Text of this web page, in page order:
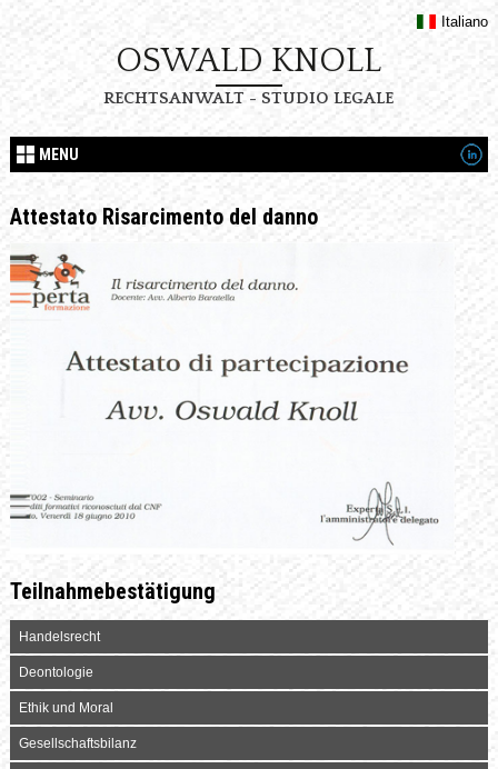
Italiano
OSWALD KNOLL
RECHTSANWALT - STUDIO LEGALE
MENU
Attestato Risarcimento del danno
Teilnahmebestätigung
Handelsrecht
Deontologie
Ethik und Moral
Gesellschaftsbilanz